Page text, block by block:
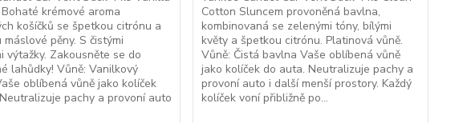
krémové aroma
košíčků se špetkou citrónu a
pěny. S čistými
výtažky. Zakousněte se do
lahůdky! Vůně: Vanilkový
oblíbená vůně jako kolíček
pachy a provoní auto
Cotton Sluncem provoněná bavlna,
kombinovaná se zelenými tóny, bílými
květy a špetkou citrónu. Platinová vůně.
Vůně: Čistá bavlna Vaše oblíbená vůně
jako kolíček do auta. Neutralizuje pachy a
provoní auto i další menší prostory. Každý
kolíček voní přibližně po...